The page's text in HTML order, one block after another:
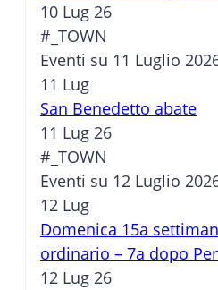
10 Lug 26
#_TOWN
Eventi su 11 Luglio
11 Lug
San Benedetto abate
11 Lug 26
#_TOWN
Eventi su 12 Luglio
12 Lug
Domenica 15a
ordinario – 7a dopo
12 Lug 26